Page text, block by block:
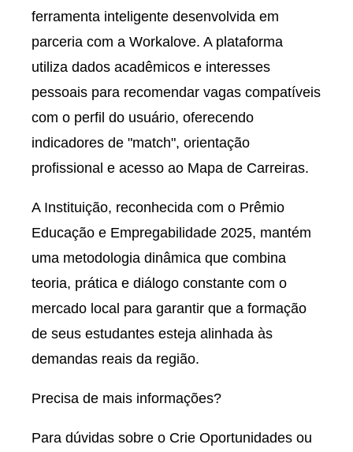
ferramenta inteligente desenvolvida em
parceria com a Workalove. A plataforma
utiliza dados acadêmicos e interesses
pessoais para recomendar vagas compatíveis
com o perfil do usuário, oferecendo
indicadores de "match", orientação
profissional e acesso ao Mapa de Carreiras.
A Instituição, reconhecida com o Prêmio
Educação e Empregabilidade 2025, mantém
uma metodologia dinâmica que combina
teoria, prática e diálogo constante com o
mercado local para garantir que a formação
de seus estudantes esteja alinhada às
demandas reais da região.
Precisa de mais informações?
Para dúvidas sobre o Crie Oportunidades ou